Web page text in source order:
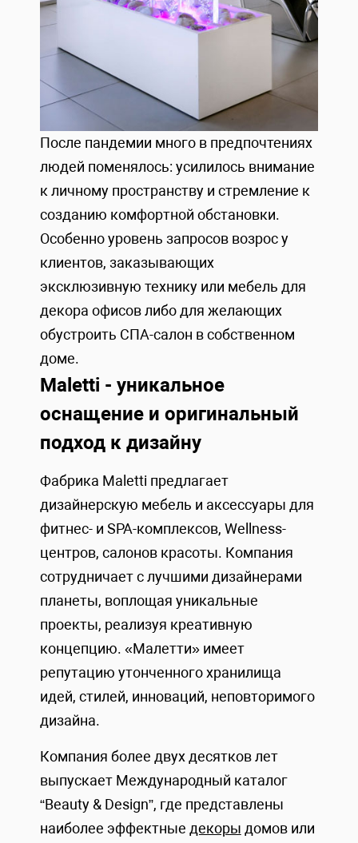
После пандемии много в предпочтениях
людей поменялось: усилилось внимание
к личному пространству и стремление к
созданию комфортной обстановки.
Особенно уровень запросов возрос у
клиентов, заказывающих
эксклюзивную технику или мебель для
декора офисов либо для желающих
обустроить СПА-салон в собственном
доме.
Maletti - уникальное
оснащение и оригинальный
подход к дизайну
Фабрика Maletti предлагает
дизайнерскую мебель и аксессуары для
фитнес- и SPA-комплексов, Wellness-
центров, салонов красоты. Компания
сотрудничает с лучшими дизайнерами
планеты, воплощая уникальные
проекты, реализуя креативную
концепцию. «Малетти» имеет
репутацию утонченного хранилища
идей, стилей, инноваций, неповторимого
дизайна.
Компания более двух десятков лет
выпускает Международный каталог
“Beauty & Design”, где представлены
наиболее эффектные декоры домов или